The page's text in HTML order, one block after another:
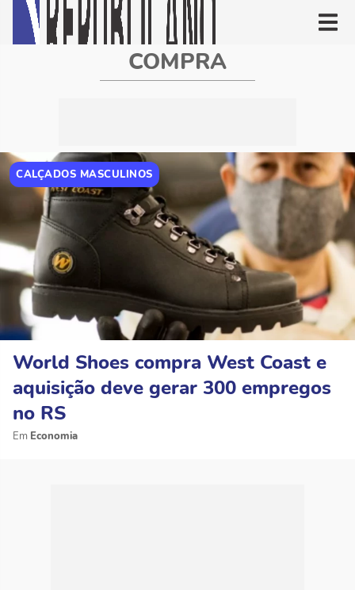
COMPRA
CALÇADOS MASCULINOS
World Shoes compra West Coast e
aquisição deve gerar 300 empregos
no RS
Economia